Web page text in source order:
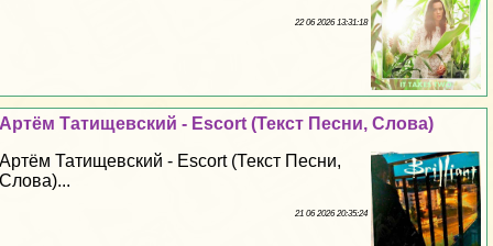
22 06 2026 13:31:18
Артём Татищевский - Escort (Текст Песни, Слова)
Артём Татищевский - Escort (Текст Песни,
Слова)...
21 06 2026 20:35:24